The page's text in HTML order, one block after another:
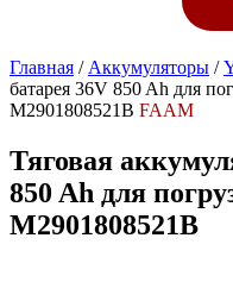
Главная / Аккумуляторы /
батарея 36V 850 Ah для
M2901808521B FAAM
Тяговая
850 Ah для
M2901808521B